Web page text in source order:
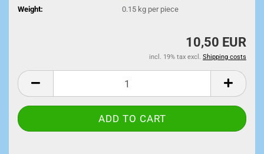
Weight: 0.15kg per piece
10,50 EUR
incl. 19% tax excl. Shipping costs